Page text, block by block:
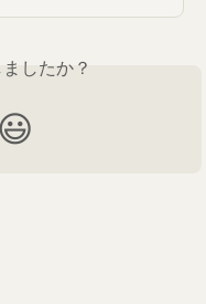
したか？
😃